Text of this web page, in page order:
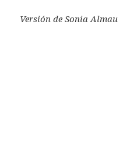
Versión de Sonia Almau